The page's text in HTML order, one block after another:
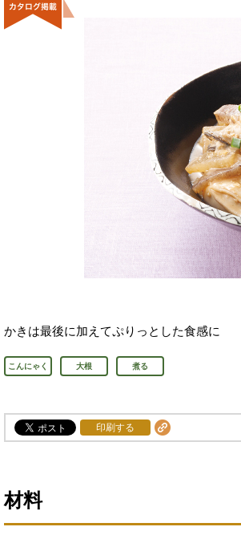
かきは最後に加えてぷりっとした食感に
こんにゃく 大根 煮る
印刷する
材料